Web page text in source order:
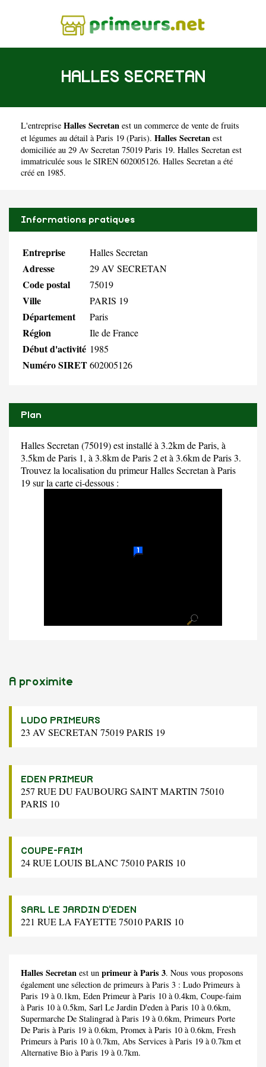
HALLES SECRETAN
L'entreprise Halles Secretan est un commerce de vente de fruits
et légumes au détail à Paris 19 (Paris). Halles Secretan est
domiciliée au 29 Av Secretan 75019 Paris 19. Halles Secretan est
immatriculée sous le SIREN 602005126. Halles Secretan a été
créé en 1985.
Informations pratiques
Entreprise Halles Secretan
Adresse 29 AV SECRETAN
Code postal 75019
Ville PARIS 19
Département Paris
Région Ile de France
Début d'activité 1985
Numéro SIRET602005126
Plan
Halles Secretan (75019) est installé à 3.2km de Paris, à
3.5km de Paris 1, à 3.8km de Paris 2 et à 3.6km de Paris 3.
Trouvez la localisation du primeur Halles Secretan à Paris
19 sur la carte ci-dessous :
A proximite
LUDO PRIMEURS
23 AV SECRETAN 75019 PARIS 19
EDEN PRIMEUR
257 RUE DU FAUBOURG SAINT MARTIN 75010
PARIS 10
COUPE-FAIM
24 RUE LOUIS BLANC 75010 PARIS 10
SARL LE JARDIN D'EDEN
221 RUE LA FAYETTE 75010 PARIS 10
Halles Secretan est un primeur à Paris 3. Nous vous proposons
également une sélection de primeurs à Paris 3 : Ludo Primeurs à
Paris 19 à 0.1km, Eden Primeur à Paris 10 à 0.4km, Coupe-faim
à Paris 10 à 0.5km, Sarl Le Jardin D'eden à Paris 10 à 0.6km,
Supermarche De Stalingrad à Paris 19 à 0.6km, Primeurs Porte
De Paris à Paris 19 à 0.6km, Promex à Paris 10 à 0.6km, Fresh
Primeurs à Paris 10 à 0.7km, Abs Services à Paris 19 à 0.7km et
Alternative Bio à Paris 19 à 0.7km.